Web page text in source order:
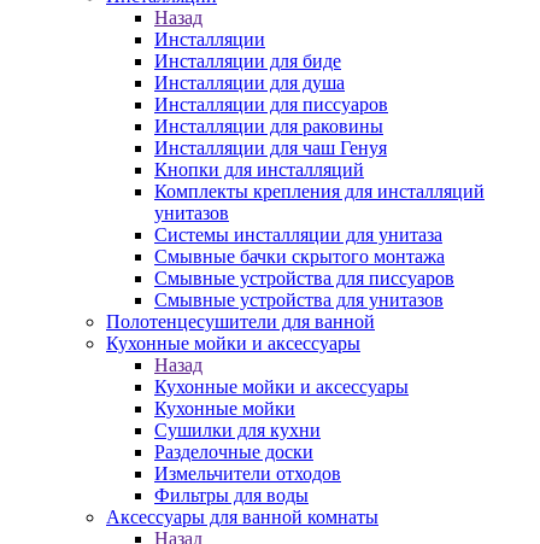
Назад
Инсталляции
Инсталляции для биде
Инсталляции для душа
Инсталляции для писсуаров
Инсталляции для раковины
Инсталляции для чаш Генуя
Кнопки для инсталляций
Комплекты крепления для инсталляций
унитазов
Системы инсталляции для унитаза
Смывные бачки скрытого монтажа
Смывные устройства для писсуаров
Смывные устройства для унитазов
Полотенцесушители для ванной
Кухонные мойки и аксессуары
Назад
Кухонные мойки и аксессуары
Кухонные мойки
Сушилки для кухни
Разделочные доски
Измельчители отходов
Фильтры для воды
Аксессуары для ванной комнаты
Назад